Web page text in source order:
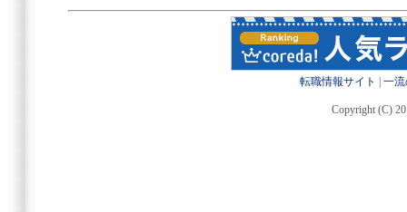
転職情報サイト 一
Copyright (C)